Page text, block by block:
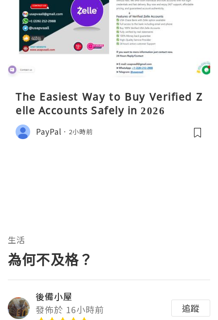
The Easiest Way to Buy Verified Z
elle Accounts Safely in 2026
PayPal 2小時前
生活
為何不及格？
後備小屋
發佈於 16小時前
追蹤